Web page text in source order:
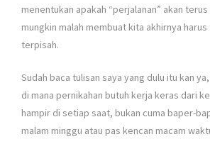
menentukan apakah “perjalanan” akan
mungkin malah membuat kita akhirnya
terpisah.
Sudah baca tulisan saya yang dulu itu kan
di mana pernikahan butuh kerja keras dari
hampir di setiap saat, bukan cuma baper-
malam minggu atau pas kencan macam